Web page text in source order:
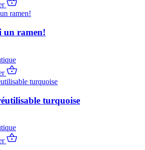
un ramen!
turquoise